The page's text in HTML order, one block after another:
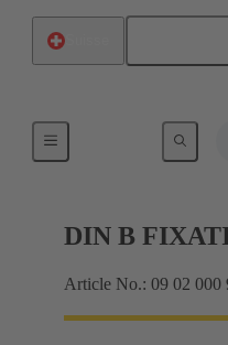
DIN B
Article No.: 09 02 000